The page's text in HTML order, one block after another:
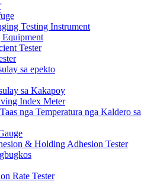
Testing Instrument
Equipment
Tester
sa epekto
sa Kakapoy
Index Meter
nga Temperatura nga Kaldero sa
& Holding Adhesion Tester
Rate Tester